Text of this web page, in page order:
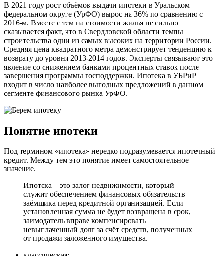
В 2021 году рост объёмов выдачи ипотеки в Уральском
федеральном округе (УрФО) вырос на 36% по сравнению с
2016-м. Вместе с тем на стоимости жилья не сильно
сказывается факт, что в Свердловской области темпы
строительства одни из самых высоких на территории России.
Средняя цена квадратного метра демонстрирует тенденцию к
возврату до уровня 2013-2014 годов. Эксперты связывают это
явление со снижением банками процентных ставок после
завершения программы господдержки. Ипотека в УБРиР
входит в число наиболее выгодных предложений в данном
сегменте финансового рынка УрФО.
Понятие ипотеки
Под термином «ипотека» нередко подразумевается ипотечный
кредит. Между тем это понятие имеет самостоятельное
значение.
Ипотека – это залог недвижимости, который
служит обеспечением финансовых обязательств
заёмщика перед кредитной организацией. Если
установленная сумма не будет возвращена в срок,
заимодатель вправе компенсировать
невыплаченный долг за счёт средств, полученных
от продажи заложенного имущества.